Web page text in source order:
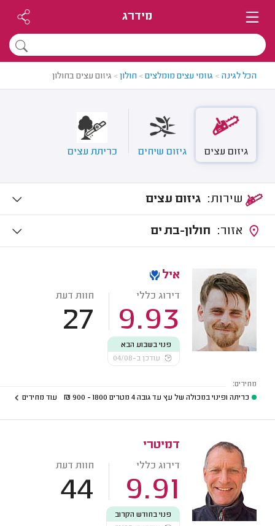
מידרג
הכל לגינה > גוזמי עצים מומלצים> חולון> גיזום עצים בחולון
גיזום עצים גיזום שיחים כריתת עצים
גיזום עצים
חולון-בת ים
איל
דירוג כללי
9.93
חוות דעת
27
פנוי בשבוע הבא
עודכן ב-04/08
מחירים:
כריתה ופינוי במכולה של עץ עד גובה 4 מטרים
1800 - 900
₪ עוד מחירים
דמיטרי
דירוג כללי
9.91
חוות דעת
44
פנוי בחודש הקרוב